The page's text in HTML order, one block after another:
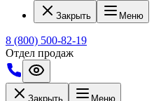
Закрыть Меню
8 (800) 500-82-19
Отдел продаж
Закрыть Меню